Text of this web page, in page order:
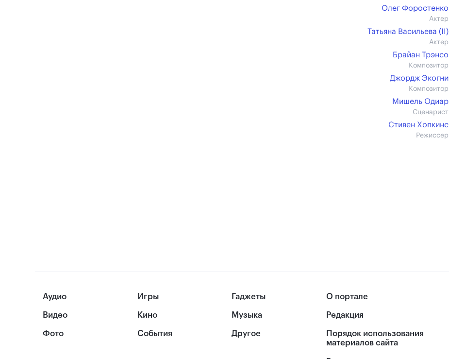
Олег Форостенко
Актер
Татьяна Васильева (II)
Актер
Брайан Трэнсо
Композитор
Джордж Экогни
Композитор
Мишель Одиар
Сценарист
Стивен Хопкинс
Режиссер
Аудио
Видео
Фото
Игры
Кино
События
Гаджеты
Музыка
Другое
О портале
Редакция
Порядок использования
материалов сайта